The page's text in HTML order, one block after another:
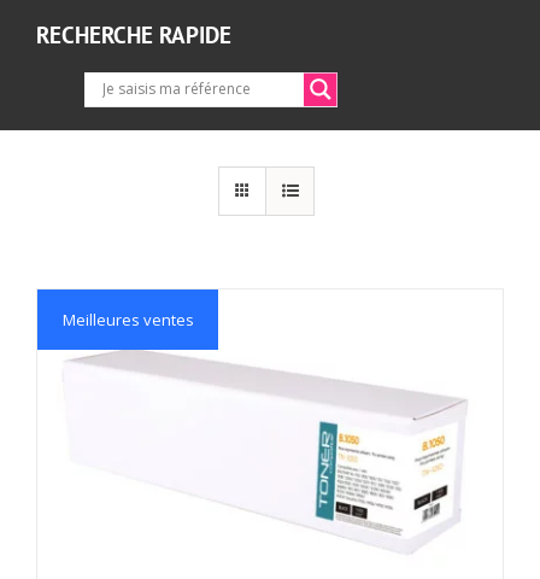
RECHERCHE RAPIDE
Meilleures ventes